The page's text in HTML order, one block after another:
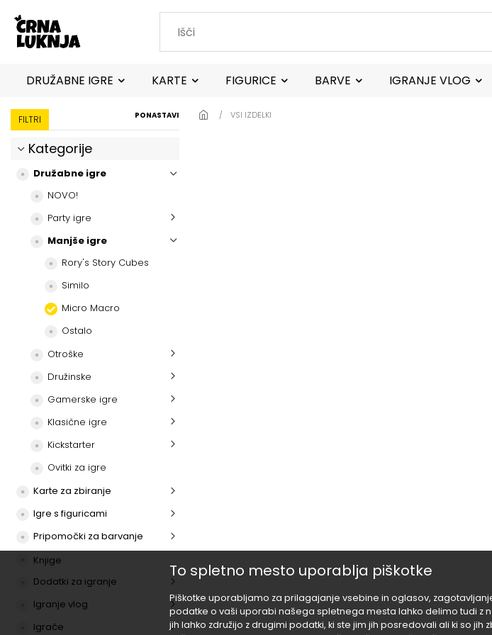
DRUŽABNE IGRE KARTE FIGURICE BARVE IGRANJE VLOG
FILTRI PONASTAVI
Kategorije
Družabne igre
NOVO!
Party igre
Manjše igre
Rory's Story Cubes
Similo
Micro Macro
Ostalo
Otroške
Družinske
Gamerske igre
Klasične igre
Kickstarter
Ovitki za igre
Karte za zbiranje
Igre s figuricami
Pripomočki za barvanje
Knjige
Dodatki za igranje
Igranje vlog
Igrače
VSI IZDELKI
To spletno mesto uporablja piškotke
Piškotke uporabljamo za prilagajanje vsebine in oglasov,
podatke o vaši uporabi našega spletnega mesta lahko delimo tudi z
jih lahko združijo z drugimi podatki, ki ste jim jih posredovali ali ki so